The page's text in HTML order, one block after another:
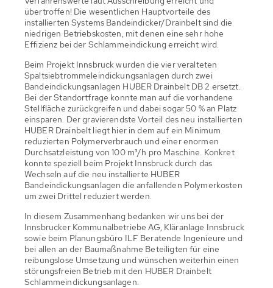
übertroffen! Die wesentlichen Hauptvorteile des
installierten Systems Bandeindicker/Drainbelt sind die
niedrigen Betriebskosten, mit denen eine sehr hohe
Effizienz bei der Schlammeindickung erreicht wird.
Beim Projekt Innsbruck wurden die vier veralteten
Spaltsiebtrommeleindickungsanlagen durch zwei
Bandeindickungsanlagen HUBER Drainbelt DB 2 ersetzt.
Bei der Standortfrage konnte man auf die vorhandene
Stellfläche zurückgreifen und dabei sogar 50 % an Platz
einsparen. Der gravierendste Vorteil des neu installierten
HUBER Drainbelt liegt hier in dem auf ein Minimum
reduzierten Polymerverbrauch und einer enormen
Durchsatzleistung von 100 m³/h pro Maschine. Konkret
konnte speziell beim Projekt Innsbruck durch das
Wechseln auf die neu installierte HUBER
Bandeindickungsanlagen die anfallenden Polymerkosten
um zwei Drittel reduziert werden.
In diesem Zusammenhang bedanken wir uns bei der
Innsbrucker Kommunalbetriebe AG, Kläranlage Innsbruck
sowie beim Planungsbüro ILF Beratende Ingenieure und
bei allen an der Baumaßnahme Beteiligten für eine
reibungslose Umsetzung und wünschen weiterhin einen
störungsfreien Betrieb mit den HUBER Drainbelt
Schlammeindickungsanlagen.